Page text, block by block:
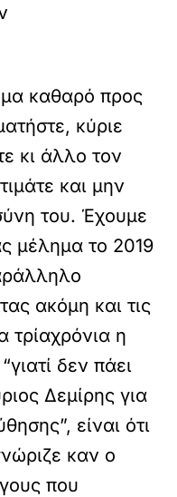
καθαρό προς
κύριε
κι άλλο τον
και μην
του. Έχουμε
μέλημα το 2019
ακόμη και τις
τρίαχρόνια η
δεν πάει
Δεμίρης για
είναι ότι
καν ο
που